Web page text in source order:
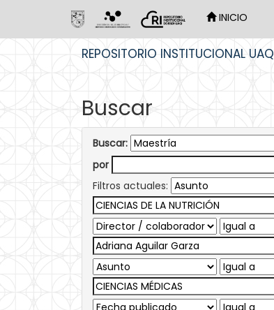
INICIO
REPOSITORIO INSTITUCIONAL UAQ
Buscar
Buscar:
por
Filtros actuales: